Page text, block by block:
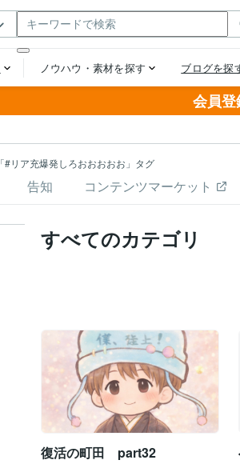
会員登
「#リア充爆発しろおおおおお」タグ
告知 コンテンツマーケット
すべてのカテゴリ
復活の町田 part32